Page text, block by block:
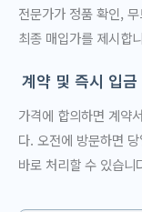
전문가가 정품 확인,
최종 매입가를 제시합
계약 및 즉시 입금
가격에 합의하면 계약
다. 오전에 방문하면
바로 처리할 수 있습니